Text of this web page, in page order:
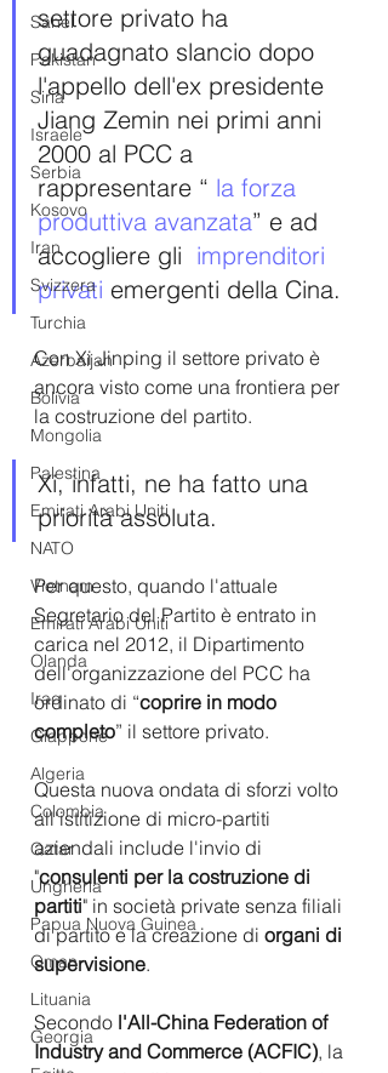
Sahel
Pakistan
Siria
Israele
Serbia
Kosovo
Iran
Svizzera
Turchia
Azerbaijan
Bolivia
Mongolia
Palestina
Emirati Arabi Uniti
NATO
Vietnam
Emirati Arabi Uniti
Olanda
Iraq
Giappone
Algeria
Colombia
Qatar
Ungheria
Papua Nuova Guinea
Oman
Lituania
Georgia
settore privato ha
guadagnato slancio dopo
l'appello dell'ex presidente
Jiang Zemin nei primi anni
2000 al PCC a
rappresentare “ la forza
produttiva avanzata” e ad
accogliere gli imprenditori
privati ​​emergenti della Cina.
Con Xi Jinping il settore privato è
ancora visto come una frontiera per
la costruzione del partito.
Xi, infatti, ne ha fatto una
priorità assoluta.
Per questo, quando l'attuale
Segretario del Partito è entrato in
carica nel 2012, il Dipartimento
dell'organizzazione del PCC ha
ordinato di “coprire in modo
completo” il settore privato.
Questa nuova ondata di sforzi volto
all'istitizione di micro-partiti
aziendali include l'invio di
"consulenti per la costruzione di
partiti" in società private senza filiali
di partito e la creazione di organi di
supervisione.
Secondo l'All-China Federation of
Industry and Commerce (ACFIC), la